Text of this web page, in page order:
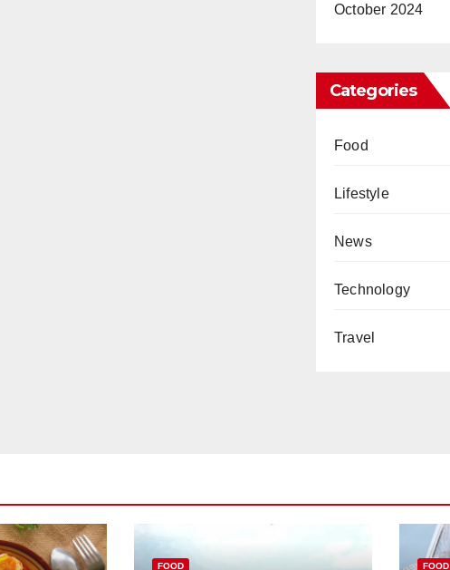
October 2024
Categories
Food
Lifestyle
News
Technology
Travel
FOOD FOOD